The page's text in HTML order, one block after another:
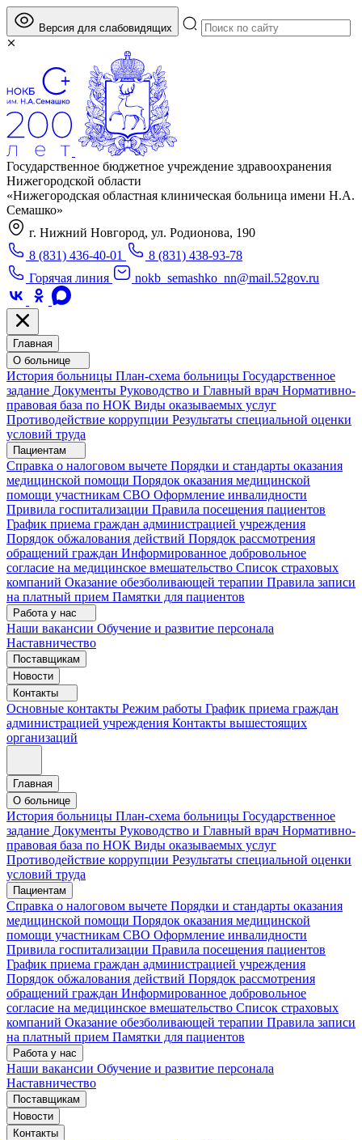
Версия для слабовидящих
Государственное бюджетное учреждение здравоохранения
Нижегородской области
«Нижегородская областная клиническая больница имени Н.А.
Семашко»
г. Нижний Новгород, ул. Родионова, 190
8 (831) 436-40-01
8 (831) 438-93-78
Горячая линия
nokb_semashko_nn@mail.52gov.ru
Главная
О больнице
История больницы План-схема больницы Государственное
задание Документы Руководство и Главный врач Нормативно-
правовая база по НОК Виды оказываемых услуг
Противодействие коррупции Результаты специальной оценки
условий труда
Пациентам
Справка о налоговом вычете Порядки и стандарты оказания
медицинской помощи Порядок оказания медицинской
помощи участникам СВО Оформление инвалидности
Привила госпитализации Правила посещения пациентов
График приема граждан администрацией учреждения
Порядок обжалования действий Порядок рассмотрения
обращений граждан Информированное добровольное
согласие на медицинское вмешательство Список страховых
компаний Оказание обезболивающей терапии Правила записи
на платный прием Памятки для пациентов
Работа у нас
Наши вакансии Обучение и развитие персонала
Наставничество
Поставщикам
Новости
Контакты
Основные контакты Режим работы График приема граждан
администрацией учреждения Контакты вышестоящих
организаций
Главная
О больнице
История больницы План-схема больницы Государственное
задание Документы Руководство и Главный врач Нормативно-
правовая база по НОК Виды оказываемых услуг
Противодействие коррупции Результаты специальной оценки
условий труда
Пациентам
Справка о налоговом вычете Порядки и стандарты оказания
медицинской помощи Порядок оказания медицинской
помощи участникам СВО Оформление инвалидности
Привила госпитализации Правила посещения пациентов
График приема граждан администрацией учреждения
Порядок обжалования действий Порядок рассмотрения
обращений граждан Информированное добровольное
согласие на медицинское вмешательство Список страховых
компаний Оказание обезболивающей терапии Правила записи
на платный прием Памятки для пациентов
Работа у нас
Наши вакансии Обучение и развитие персонала
Наставничество
Поставщикам
Новости
Контакты